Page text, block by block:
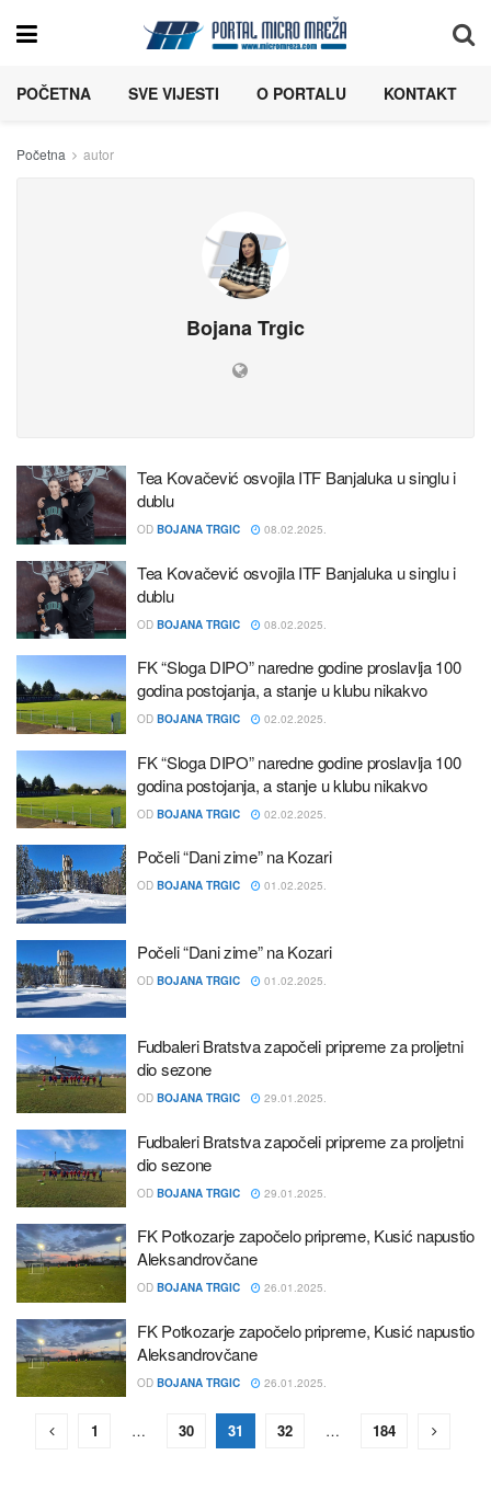
POČETNA SVE VIJESTI O PORTALU KONTAKT
Početna autor
Bojana Trgic
Tea Kovačević osvojila ITF Banjaluka u singlu i
dublu
OD BOJANA TRGIC 08.02.2025.
Tea Kovačević osvojila ITF Banjaluka u singlu i
dublu
OD BOJANA TRGIC 08.02.2025.
FK “Sloga DIPO” naredne godine proslavlja 100
godina postojanja, a stanje u klubu nikakvo
OD BOJANA TRGIC 02.02.2025.
FK “Sloga DIPO” naredne godine proslavlja 100
godina postojanja, a stanje u klubu nikakvo
OD BOJANA TRGIC 02.02.2025.
Počeli “Dani zime” na Kozari
OD BOJANA TRGIC 01.02.2025.
Počeli “Dani zime” na Kozari
OD BOJANA TRGIC 01.02.2025.
Fudbaleri Bratstva započeli pripreme za proljetni
dio sezone
OD BOJANA TRGIC 29.01.2025.
Fudbaleri Bratstva započeli pripreme za proljetni
dio sezone
OD BOJANA TRGIC 29.01.2025.
FK Potkozarje započelo pripreme, Kusić napustio
Aleksandrovčane
OD BOJANA TRGIC 26.01.2025.
FK Potkozarje započelo pripreme, Kusić napustio
Aleksandrovčane
OD BOJANA TRGIC 26.01.2025.
1 … 30 31 32 … 184